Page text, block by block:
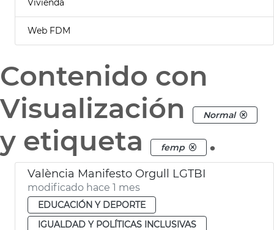
Web FDM
Contenido con
Visualización
Normal
y etiqueta femp .
València Manifesto Orgull LGTBI
modificado hace 1 mes
EDUCACIÓN Y DEPORTE
IGUALDAD Y POLÍTICAS INCLUSIVAS